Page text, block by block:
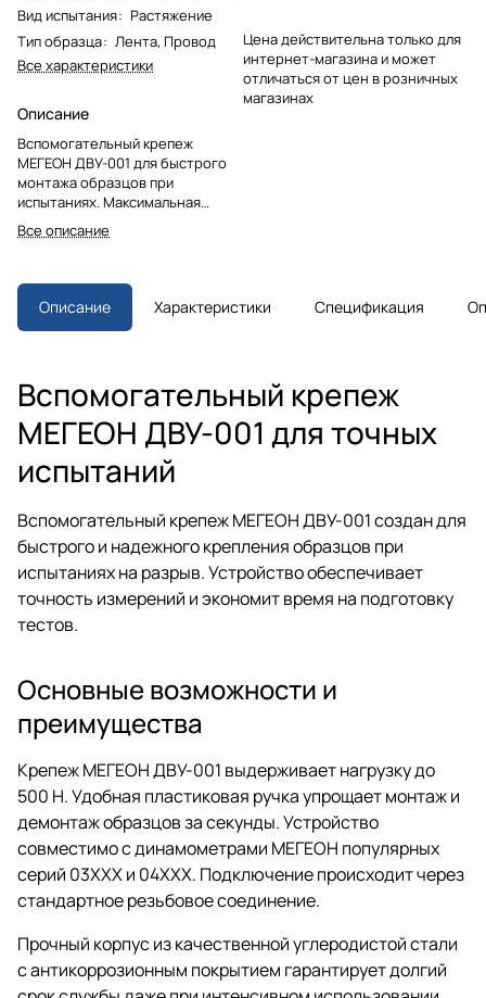
Вид испытания: Растяжение
Тип образца: Лента, Провод
Все характеристики
Описание
Вспомогательный крепеж
МЕГЕОН ДВУ-001 для быстрого
монтажа образцов при
испытаниях. Максимальная
нагрузка 500 Н. Совместим с
динамометрами серий 03ХХХ и
углеродистой стали с
антикоррозионным покрытием.
Все описание
Цена действительна только для
интернет-магазина и может
отличаться от цен в розничных
магазинах
Описание Характеристики Спецификация
Вспомогательный крепеж
МЕГЕОН ДВУ-001 для точных
испытаний
Вспомогательный крепеж МЕГЕОН ДВУ-001 создан для
быстрого и надежного крепления образцов при
испытаниях на разрыв. Устройство обеспечивает
точность измерений и экономит время на подготовку
тестов.
Основные возможности и
преимущества
Крепеж МЕГЕОН ДВУ-001 выдерживает нагрузку до
500 Н. Удобная пластиковая ручка упрощает монтаж и
демонтаж образцов за секунды. Устройство
совместимо с динамометрами МЕГЕОН популярных
серий 03ХХХ и 04ХХХ. Подключение происходит через
стандартное резьбовое соединение.
Прочный корпус из качественной углеродистой стали
с антикоррозионным покрытием гарантирует долгий